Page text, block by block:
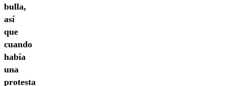
bulla,
así
que
cuando
había
una
protesta